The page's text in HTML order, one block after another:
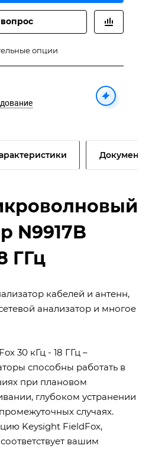
опции
Документы
N9917B
ГГц
кабелей и антенн,
анализатор и многое
30 кГц - 18 ГГц –
способны работать в
при плановом
глубоком устранении
случаях.
Keysight FieldFox,
вашим